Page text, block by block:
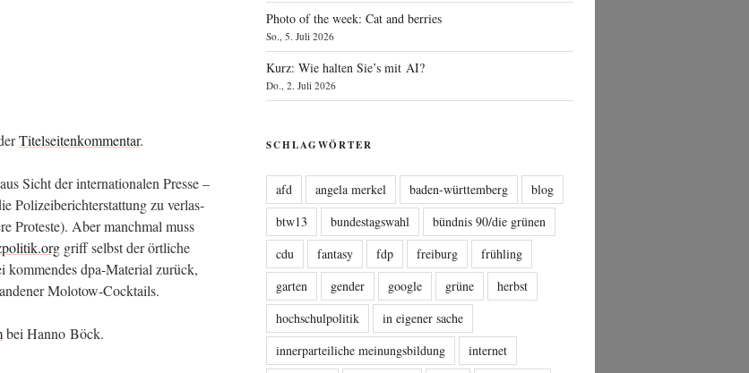
Titel­sei­ten­kom­men­tar.
Sicht der inter­na­tio­na­len Pres­se –
Poli­zei­be­richt­erstat­tung zu ver­las­
Pro­tes­te). Aber manch­mal muss
griff selbst der ört­li­che
dpa-Mate­ri­al zurück,
Molotow-Cocktails.
bei Han­no Böck.
Photo of the week: Cat and berries
So., 5. Juli 2026
Kurz: Wie halten Sie’s mit AI?
Do., 2. Juli 2026
SCHLAGWÖRTER
afd angela merkel baden-württemberg
blog
btw13
bundestagswahl
bündnis 90/die grünen
cdu
fantasy fdp freiburg
frühling
garten
gender google grüne
herbst
hochschulpolitik
in eigener sache
innerparteiliche meinungsbildung
internet